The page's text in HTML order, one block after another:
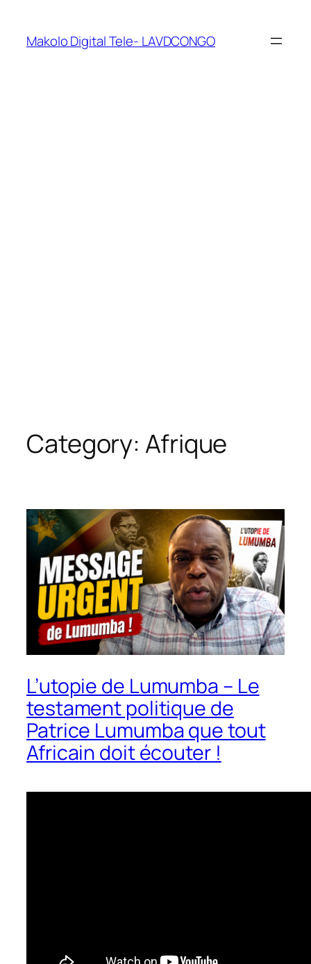
Makolo Digital Tele- LAVDCONGO
Category: Afrique
L’utopie de Lumumba – Le
testament politique de
Patrice Lumumba que tout
Africain doit écouter !